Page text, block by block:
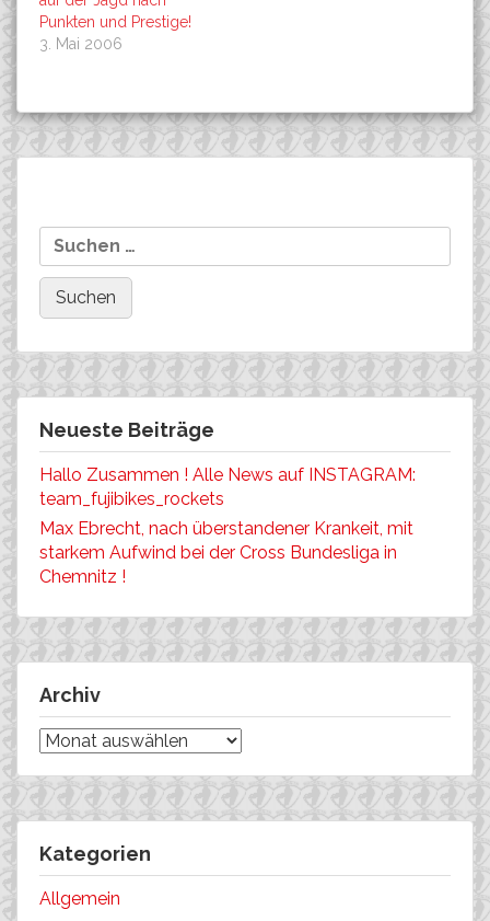
Punkten und Prestige!
3. Mai 2006
Neueste Beiträge
Hallo Zusammen ! Alle News auf INSTAGRAM:
team_fujibikes_rockets
Max Ebrecht, nach überstandener Krankeit, mit
starkem Aufwind bei der Cross Bundesliga in
Chemnitz !
Archiv
Archiv
Kategorien
Allgemein